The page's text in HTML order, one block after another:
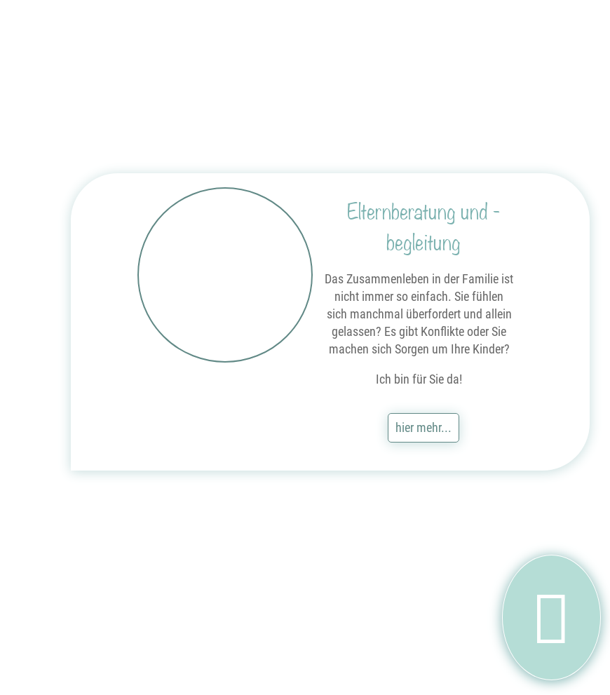
Elternberatung und -
begleitung
Das Zusammenleben in der Familie ist
nicht immer so einfach. Sie fühlen
sich manchmal überfordert und allein
gelassen? Es gibt Konflikte oder Sie
machen sich Sorgen um Ihre Kinder?
Ich bin für Sie da!
hier mehr...
